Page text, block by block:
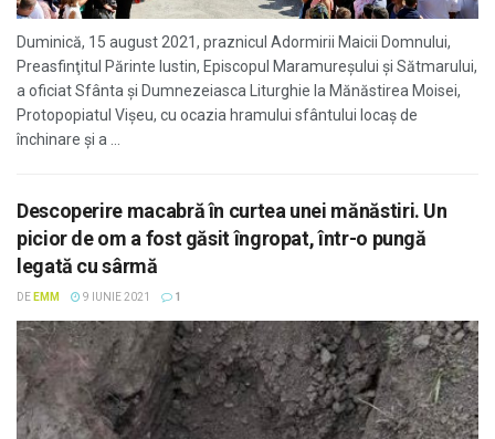
Duminică, 15 august 2021, praznicul Adormirii Maicii Domnului,
Preasfinţitul Părinte Iustin, Episcopul Maramureşului şi Sătmarului,
a oficiat Sfânta şi Dumnezeiasca Liturghie la Mănăstirea Moisei,
Protopopiatul Vişeu, cu ocazia hramului sfântului locaş de
închinare şi a ...
Descoperire macabră în curtea unei mănăstiri. Un
picior de om a fost găsit îngropat, într-o pungă
legată cu sârmă
DE EMM 9 IUNIE 2021 1